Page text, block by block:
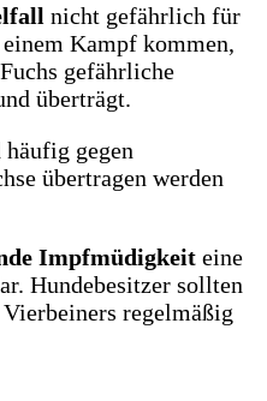
nicht gefährlich für
Kampf kommen,
gefährliche
überträgt.
gegen
übertragen werden
Impfmüdigkeit eine
Hundebesitzer sollten
regelmäßig